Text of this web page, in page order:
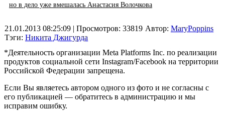
но в дело уже вмешалась Анастасия Волочкова
21.01.2013 08:25:09 | Просмотров: 33819
Тэги: Никита Джигурда
Автор: MaryPoppins
*Деятельность организации Meta Platforms Inc. по реализации
продуктов социальной сети Instagram/Facebook на территории
Российской Федерации запрещена.
Если Вы являетесь автором одного из фото и не согласны с
его публикацией — обратитесь в администрацию и мы
исправим ошибку.